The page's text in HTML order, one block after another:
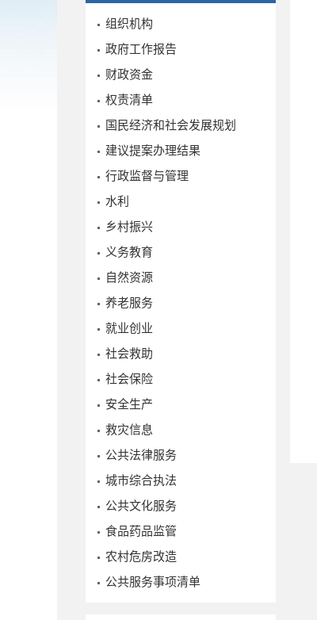
组织机构
政府工作报告
财政资金
权责清单
国民经济和社会发展规划
建议提案办理结果
行政监督与管理
水利
乡村振兴
义务教育
自然资源
养老服务
就业创业
社会救助
社会保险
安全生产
救灾信息
公共法律服务
城市综合执法
公共文化服务
食品药品监管
农村危房改造
公共服务事项清单